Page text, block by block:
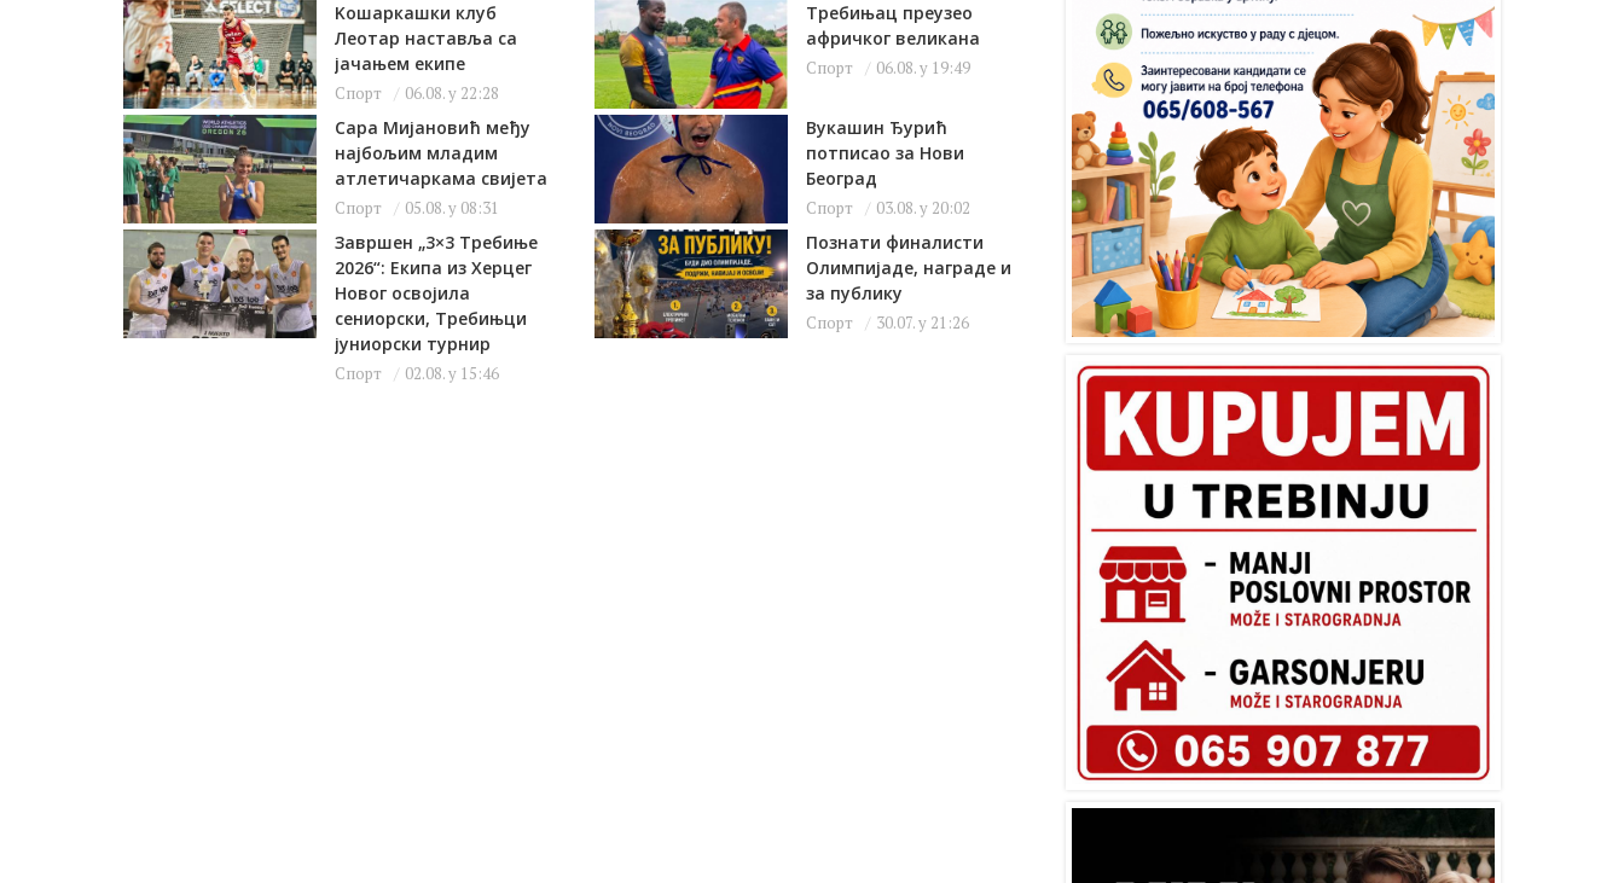
Kошаркашки клуб
Леотар наставља са
јачањем екипе
Спорт 06.08. у 22:28
Требињац преузео
афричког великана
Спорт 06.08. у 19:49
Сара Мијановић међу
најбољим младим
атлетичаркама свијета
Спорт 05.08. у 08:31
Вукашин Ђурић
потписао за Нови
Београд
Спорт 03.08. у 20:02
Завршен „3×3 Требиње
2026“: Екипа из Херцег
Новог освојила
сениорски, Требињци
јуниорски турнир
Спорт 02.08. у 15:46
Познати финалисти
Олимпијаде, награде и
за публику
Спорт 30.07. у 21:26